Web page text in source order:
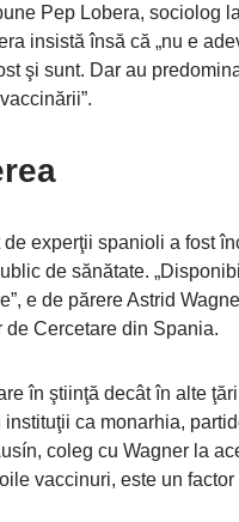
Pep Lobera, sociolog
insistă însă că „nu e
şi sunt. Dar au
experţii spanioli a fost
de sănătate.
e de părere Astrid
Cercetare din Spania.
în ştiinţă decât în alte
ca monarhia,
coleg cu Wagner la
vaccinuri, este un factor